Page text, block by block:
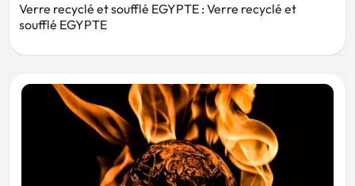
Verre recyclé et soufflé EGYPTE : Verre recyclé et
soufflé EGYPTE